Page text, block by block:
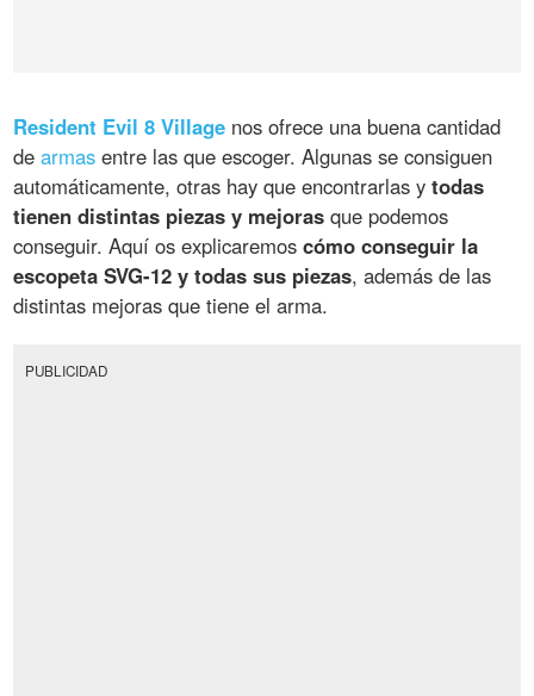
Resident Evil 8 Village nos ofrece una buena cantidad
dearmas entre las que escoger. Algunas se consiguen
automáticamente, otras hay que encontrarlas ytodas
tienen distintas piezas y mejoras que podemos
conseguir. Aquí os explicaremoscómo conseguir la
escopeta SVG-12 y todas sus piezas, además de las
distintas mejoras que tiene el arma.
PUBLICIDAD